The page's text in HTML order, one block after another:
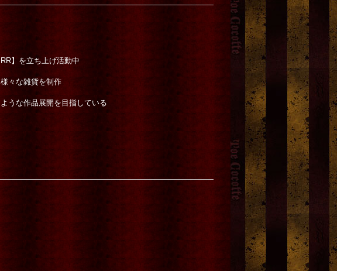
[asking for the moon.]
Beelzebub(ベルゼブブ)
2,800円
(税込)
】を立ち上げ活動中
々な雑貨を制作
うな作品展開を目指している